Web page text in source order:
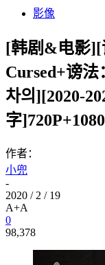
影像
[韩剧&电影][
Cursed+谤法
차의][2020-
字
作者：
小兜
-
2020 / 2 / 19
A+A
0
98,378